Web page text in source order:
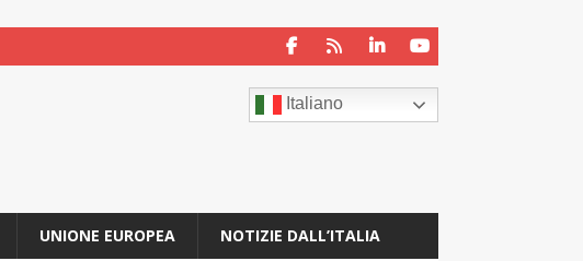
Italiano
UNIONE EUROPEA NOTIZIE DALL’ITALIA